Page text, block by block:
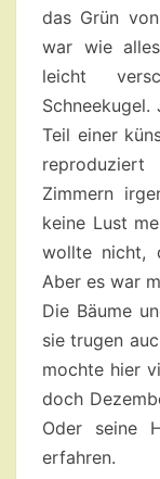
das Grün
war wie
leicht
Teil einer
Zimmern
keine Lust
wollte nicht,
Aber es war
Die Bäume
sie trugen
mochte hier
doch
Oder seine
erfahren.